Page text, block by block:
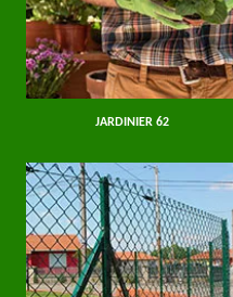
JARDINIER 62